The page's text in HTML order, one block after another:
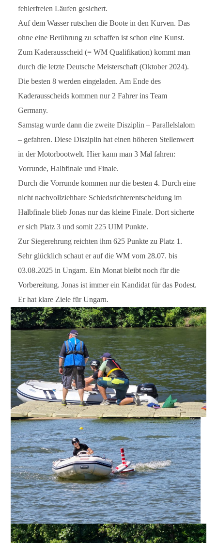
fehlerfreien Läufen gesichert.
Auf dem Wasser rutschen die Boote in den Kurven. Das
ohne eine Berührung zu schaffen ist schon eine Kunst.
Zum Kaderausscheid (= WM Qualifikation) kommt man
durch die letzte Deutsche Meisterschaft (Oktober 2024).
Die besten 8 werden eingeladen. Am Ende des
Kaderausscheids kommen nur 2 Fahrer ins Team
Germany.
Samstag wurde dann die zweite Disziplin – Parallelslalom
– gefahren. Diese Disziplin hat einen höheren Stellenwert
in der Motorbootwelt. Hier kann man 3 Mal fahren:
Vorrunde, Halbfinale und Finale.
Durch die Vorrunde kommen nur die besten 4. Durch eine
nicht nachvollziehbare Schiedsrichterentscheidung im
Halbfinale blieb Jonas nur das kleine Finale. Dort sicherte
er sich Platz 3 und somit 225 UIM Punkte.
Zur Siegerehrung reichten ihm 625 Punkte zu Platz 1.
Sehr glücklich schaut er auf die WM vom 28.07. bis
03.08.2025 in Ungarn. Ein Monat bleibt noch für die
Vorbereitung. Jonas ist immer ein Kandidat für das Podest.
Er hat klare Ziele für Ungarn.